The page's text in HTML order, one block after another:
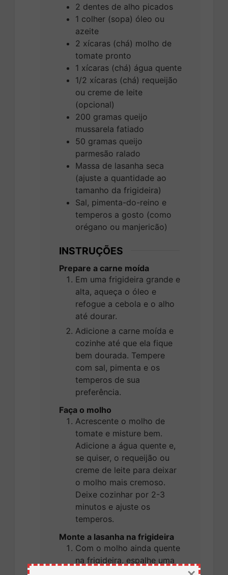
2 dentes de alho picados
1 colher (sopa) óleo ou
azeite
2 xícaras (chá) molho de
tomate pronto
1 xícaras (chá) água quente
1/2 xícaras (chá) requeijão
ou creme de leite
(opcional)
200 gramas queijo
mussarela fatiado
50 gramas queijo
parmesão ralado
Massa de lasanha seca
(ajuste a quantidade ao
tamanho da frigideira)
Sal, pimenta-do-reino e
temperos a gosto (como
orégano ou manjericão)
INSTRUÇÕES
Prepare a carne moída
Em uma frigideira grande e
alta, aqueça o óleo e
refogue a cebola e o alho
até dourar.
Adicione a carne moída e
cozinhe até que ela fique
bem dourada. Tempere
com sal, pimenta e os
temperos de sua
preferência.
Faça o molho
Acrescente o molho de
tomate e misture bem.
Adicione a água quente e,
se quiser, o requeijão ou
creme de leite para deixar
o molho mais cremoso.
Deixe cozinhar por 2-3
minutos e ajuste os
temperos.
Monte a lasanha na frigideira
Com o molho ainda quente
na frigideira, espalhe uma